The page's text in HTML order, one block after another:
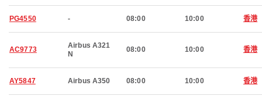
PG4550 - 08:00 10:00 香港
AC9773
Airbus A321
N
08:00 10:00 香港
AY5847 Airbus A350 08:00 10:00 香港